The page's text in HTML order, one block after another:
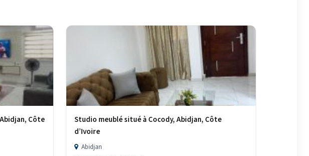
Côte
Studio meublé situé à Cocody, Abidjan, Côte
d’Ivoire
Abidjan